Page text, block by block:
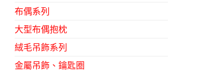
布偶系列
大型布偶抱枕
絨毛吊飾系列
金屬吊飾、鑰匙圈